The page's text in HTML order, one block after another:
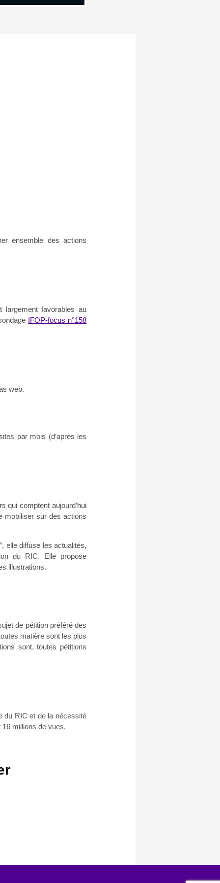
ensemble des actions
largement favorables au
IFOP-focus n°158
web.
par mois (d’après les
qui comptent aujourd’hui
mobiliser sur des actions
”, elle diffuse les actualités,
du RIC. Elle propose
illustrations.
de pétition préféré des
matière sont les plus
sont, toutes pétitions
du RIC et de la nécessité
millions de vues.